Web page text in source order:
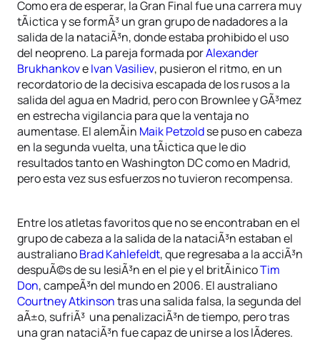
Como era de esperar, la Gran Final fue una carrera muy
tÃ¡ctica y se formÃ³ un gran grupo de nadadores a la
salida de la nataciÃ³n, donde estaba prohibido el uso
del neopreno. La pareja formada porAlexander
BrukhankoveIvan Vasiliev, pusieron el ritmo, en un
recordatorio de la decisiva escapada de los rusos a la
salida del agua en Madrid, pero con Brownlee y GÃ³mez
en estrecha vigilancia para que la ventaja no
aumentase. El alemÃ¡n Maik Petzoldse puso en cabeza
en la segunda vuelta, una tÃ¡ctica que le dio
resultados tanto en Washington DC como en Madrid,
pero esta vez sus esfuerzos no tuvieron recompensa.
Entre los atletas favoritos que no se encontraban en el
grupo de cabeza a la salida de la nataciÃ³n estaban el
australianoBrad Kahlefeldt, que regresaba a la acciÃ³n
despuÃ©s de su lesiÃ³n en el pie y el britÃ¡nicoTim
Don, campeÃ³n del mundo en 2006. El australiano
Courtney Atkinsontras una salida falsa, la segunda del
aÃ±o, sufriÃ³ una penalizaciÃ³n de tiempo, pero tras
una gran nataciÃ³n fue capaz de unirse a los lÃ­deres.